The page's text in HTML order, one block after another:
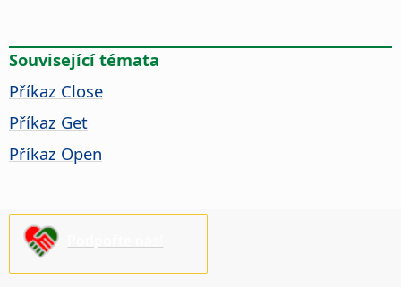
Související témata
Příkaz Close
Příkaz Get
Příkaz Open